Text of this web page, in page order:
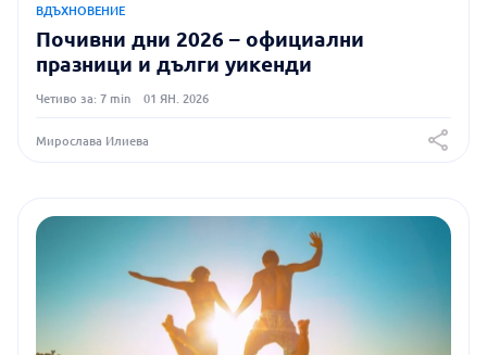
ВДЪХНОВЕНИЕ
Почивни дни 2026 – официални
празници и дълги уикенди
Четиво за: 7 min 01 ЯН. 2026
Мирослава Илиева